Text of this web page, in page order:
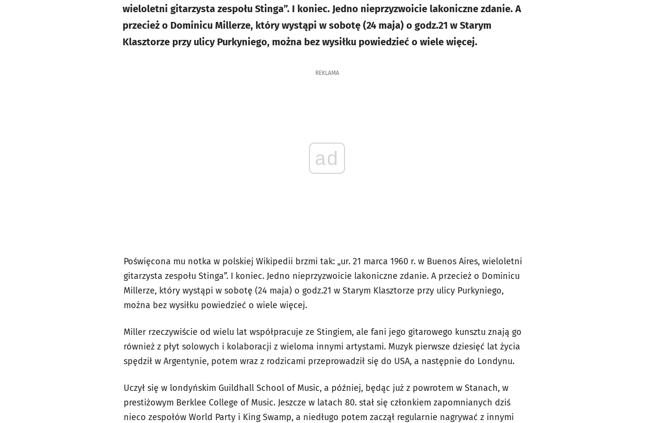
wieloletni gitarzysta zespołu Stinga”. I koniec. Jedno nieprzyzwoicie lakoniczne zdanie. A
przecież o Dominicu Millerze, który wystąpi w sobotę (24 maja) o godz.21 w Starym
Klasztorze przy ulicy Purkyniego, można bez wysiłku powiedzieć o wiele więcej.
REKLAMA
ad
Poświęcona mu notka w polskiej Wikipedii brzmi tak: „ur. 21 marca 1960 r. w Buenos Aires, wieloletni
gitarzysta zespołu Stinga”. I koniec. Jedno nieprzyzwoicie lakoniczne zdanie. A przecież o Dominicu
Millerze, który wystąpi w sobotę (24 maja) o godz.21 w Starym Klasztorze przy ulicy Purkyniego,
można bez wysiłku powiedzieć o wiele więcej.
Miller rzeczywiście od wielu lat współpracuje ze Stingiem, ale fani jego gitarowego kunsztu znają go
również z płyt solowych i kolaboracji z wieloma innymi artystami. Muzyk pierwsze dziesięć lat życia
spędził w Argentynie, potem wraz z rodzicami przeprowadził się do USA, a następnie do Londynu.
Uczył się w londyńskim Guildhall School of Music, a później, będąc już z powrotem w Stanach, w
prestiżowym Berklee College of Music. Jeszcze w latach 80. stał się członkiem zapomnianych dziś
nieco zespołów World Party i King Swamp, a niedługo potem zaczął regularnie nagrywać z innymi